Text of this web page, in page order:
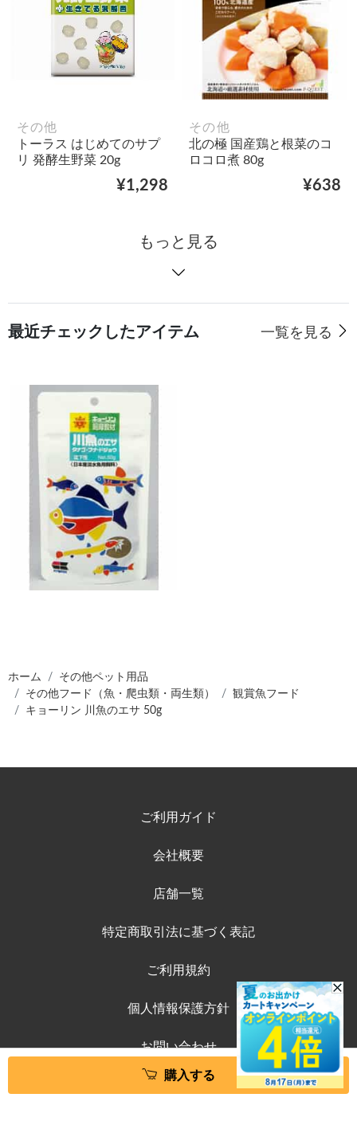
その他
トーラス はじめてのサプ
リ 発酵生野菜 20g
¥1,298
その他
北の極 国産鶏と根菜のコ
ロコロ煮 80g
¥638
もっと見る
最近チェックしたアイテム 一覧を見る
ホーム
その他ペット用品
その他フード（魚・爬虫類・両生類）
観賞魚フード
キョーリン 川魚のエサ 50g
ご利用ガイド
会社概要
店舗一覧
特定商取引法に基づく表記
ご利用規約
個人情報保護方針
お問い合わせ
購入する